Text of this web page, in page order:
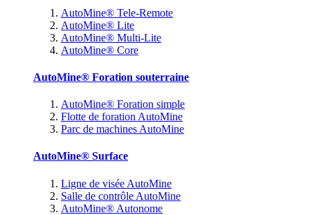
AutoMine® Tele-Remote
AutoMine® Lite
AutoMine® Multi-Lite
AutoMine® Core
AutoMine® Foration souterraine
AutoMine® Foration simple
Flotte de foration AutoMine
Parc de machines AutoMine
AutoMine® Surface
Ligne de visée AutoMine
Salle de contrôle AutoMine
AutoMine® Autonome